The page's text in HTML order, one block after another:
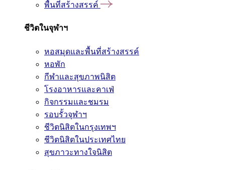
พื้นที่สร้างสรรค์
ชีวิตในจุฬาฯ
หอสมุดและพื้นที่สร้างสรรค์
หอพัก
กีฬาและสุขภาพนิสิต
โรงอาหารและคาเฟ่
กิจกรรมและชมรม
รอบรั้วจุฬาฯ
ชีวิตนิสิตในกรุงเทพฯ
ชีวิตนิสิตในประเทศไทย
สุขภาวะทางใจนิสิต